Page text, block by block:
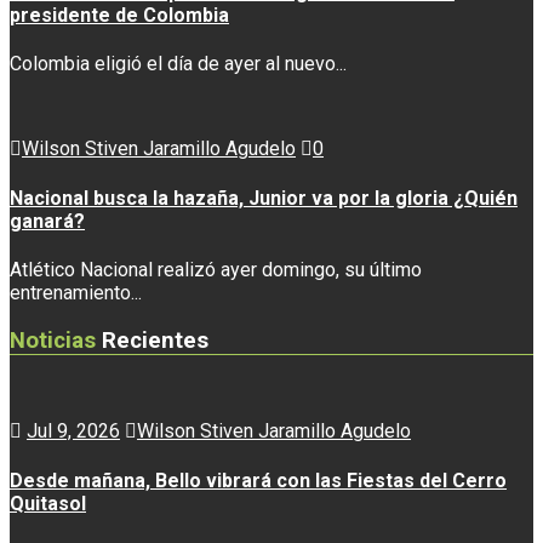
presidente de Colombia
Colombia eligió el día de ayer al nuevo...
Wilson Stiven Jaramillo Agudelo 0
Nacional busca la hazaña, Junior va por la gloria ¿Quién
ganará?
Atlético Nacional realizó ayer domingo, su último
entrenamiento...
Noticias Recientes
Jul 9, 2026 Wilson Stiven Jaramillo Agudelo
Desde mañana, Bello vibrará con las Fiestas del Cerro
Quitasol